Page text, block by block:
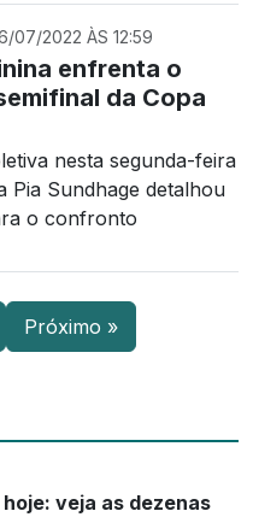
07/2022 ÀS 12:59
enfrenta o
da Copa
nesta segunda-feira
Pia Sundhage detalhou
o confronto
Próximo »
veja as dezenas